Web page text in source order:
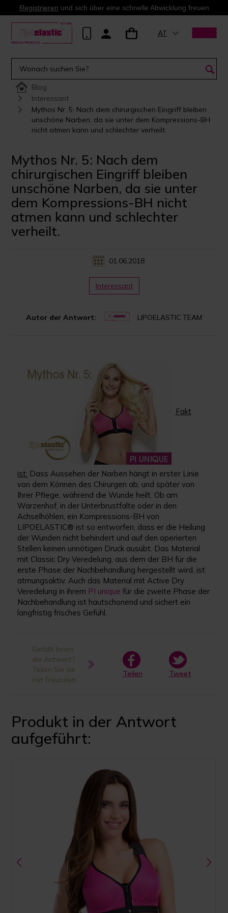
Registrieren und sich über eine schnelle Abwicklung freuen
AT
Blog
Interessant
Mythos Nr. 5: Nach dem chirurgischen Eingriff bleiben
unschöne Narben, da sie unter dem Kompressions-BH
nicht atmen kann und schlechter verheilt.
Mythos Nr. 5: Nach dem
chirurgischen Eingriff bleiben
unschöne Narben, da sie unter
dem Kompressions-BH nicht
atmen kann und schlechter
verheilt.
01.06.2018
Autor der Antwort: LIPOELASTIC TEAM
Interessant
Fakt
ist: Dass Aussehen der Narben hängt in erster Linie
von dem Können des Chirurgen ab, und später von
Ihrer Pflege, während die Wunde heilt. Ob am
Warzenhof, in der Unterbrustfalte oder in den
Achselhöhlen, ein Kompressions-BH von
LIPOELASTIC® ist so entworfen, dass er die Heilung
der Wunden nicht behindert und auf den operierten
Stellen keinen unnötigen Druck ausübt. Das Material
mit Classic Dry Veredelung, aus dem der BH für die
erste Phase der Nachbehandlung hergestellt wird, ist
atmungsaktiv. Auch das Material mit Active Dry
Veredelung in ihrem PI unique für die zweite Phase der
Nachbehandlung ist hautschonend und sichert ein
langfristig frisches Gefühl.
Gefällt Ihnen
die Antwort?
Teilen Sie sie
mit Freunden.
Teilen Tweet
Produkt in der Antwort
aufgeführt: